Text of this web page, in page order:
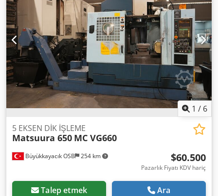
1 / 6
Büyükkayacık OSB 254 km
5 EKSEN DİK İŞLEME
Matsuura 650 MC VG660
$60.500
Pazarlık Fiyatı KDV hariç
Talep etmek Ara